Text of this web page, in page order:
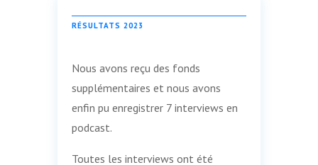
RÉSULTATS 2023
Nous avons reçu des fonds
supplémentaires et nous avons
enfin pu enregistrer 7 interviews en
podcast.
Toutes les interviews ont été